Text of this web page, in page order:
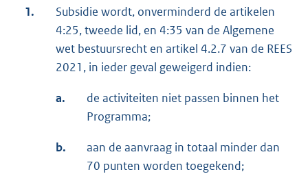
e
l
i
n
:
1.
Subsidie wordt, onverminderd de artikelen
4:25, tweede lid, en 4:35 van de Algemene
wet bestuursrecht en artikel 4.2.7 van de REES
2021, in ieder geval geweigerd indien:
a.
de activiteiten niet passen binnen het
Programma;
b.
aan de aanvraag in totaal minder dan
70 punten worden toegekend;